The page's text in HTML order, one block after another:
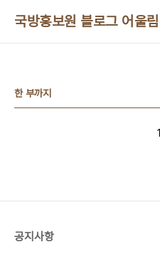
국방홍보원 블로그 어울림
한 부까지
1
공지사항